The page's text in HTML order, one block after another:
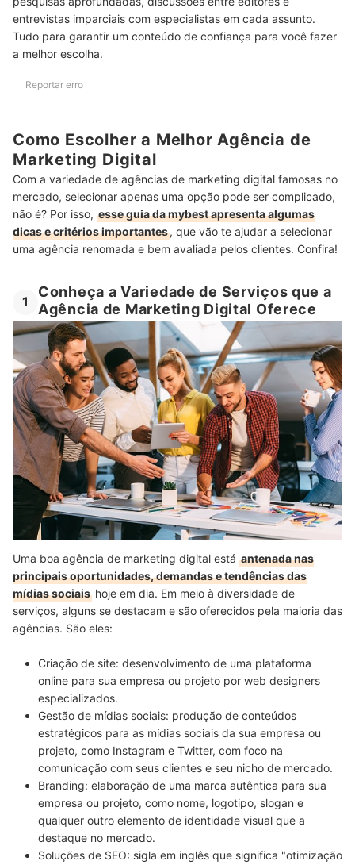
Veja Conteúdos Sobre Marketing Digital e Outras Agências de
Serviços
entrevistas imparciais com especialistas em cada assunto.
Tudo para garantir um conteúdo de confiança para você fazer
a melhor escolha.
Reportar erro
Como Escolher a Melhor Agência de
Marketing Digital
Com a variedade de agências de marketing digital famosas no
mercado, selecionar apenas uma opção pode ser complicado,
não é? Por isso, esse guia da mybest apresenta algumas
dicas e critérios importantes, que vão te ajudar a selecionar
uma agência renomada e bem avaliada pelos clientes. Confira!
1
Conheça a Variedade de Serviços que a
Agência de Marketing Digital Oferece
Uma boa agência de marketing digital está antenada nas
principais oportunidades, demandas e tendências das
mídias sociais hoje em dia. Em meio à diversidade de
serviços, alguns se destacam e são oferecidos pela maioria das
agências. São eles:
Criação de site: desenvolvimento de uma plataforma
online para sua empresa ou projeto por web designers
especializados.
Gestão de mídias sociais: produção de conteúdos
estratégicos para as mídias sociais da sua empresa ou
projeto, como Instagram e Twitter, com foco na
comunicação com seus clientes e seu nicho de mercado.
Branding: elaboração de uma marca autêntica para sua
empresa ou projeto, como nome, logotipo, slogan e
qualquer outro elemento de identidade visual que a
destaque no mercado.
Soluções de SEO: sigla em inglês que significa "otimização